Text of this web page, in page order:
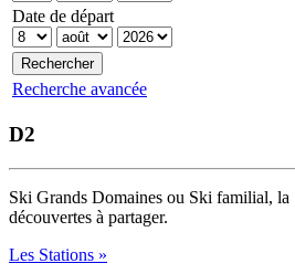
Date de départ
Recherche avancée
D2
Ski Grands Domaines ou Ski familial, la
découvertes à partager.
Les Stations »